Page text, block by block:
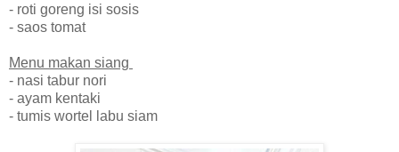
- roti goreng isi sosis
- saos tomat
Menu makan siang
- nasi tabur nori
- ayam kentaki
- tumis wortel labu siam